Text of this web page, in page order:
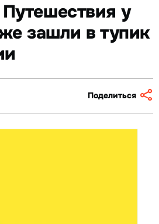
у
зашли в тупик
Поделиться